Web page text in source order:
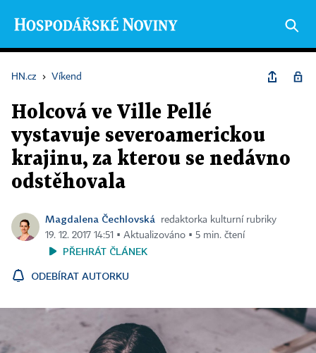
HN.cz › Víkend
Holcová ve Ville Pellé
vystavuje severoamerickou
krajinu, za kterou se nedávno
odstěhovala
Magdalena Čechlovská
redaktorka kulturní rubriky
19. 12. 2017 14:51 ▪ Aktualizováno ▪ 5 min. čtení
PŘEHRÁT ČLÁNEK
ODEBÍRAT AUTORKU